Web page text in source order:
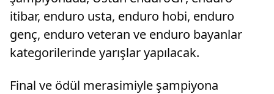
itibar, enduro usta, enduro hobi, enduro
genç, enduro veteran ve enduro bayanlar
kategorilerinde yarışlar yapılacak.
Final ve ödül merasimiyle şampiyona